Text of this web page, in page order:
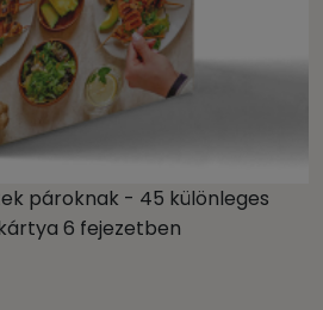
pároknak - 45 különleges
6 fejezetben